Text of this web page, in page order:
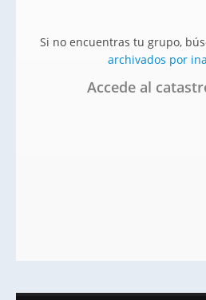
Si no encuentras tu grupo,
archivados por
Accede al